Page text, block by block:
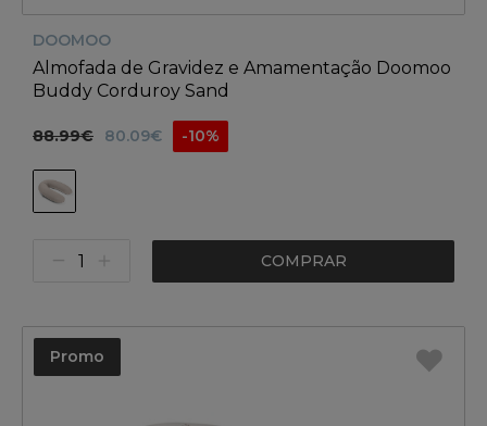
DOOMOO
Almofada de Gravidez e Amamentação Doomoo
Buddy Corduroy Sand
88.99€ 80.09€ -10%
COMPRAR
Promo